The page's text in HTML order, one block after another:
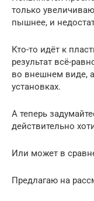
только
пышнее, и
Кто-то идёт к
результат всё-
во внешнем виде,
установках.
А теперь
действительно
Или может в
Предлагаю на